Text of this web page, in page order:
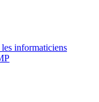
informaticiens